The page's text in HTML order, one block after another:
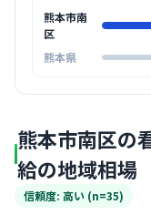
熊本市南
区
熊本県
熊本市南区の
給の地域相場
信頼度: 高い (n=35)